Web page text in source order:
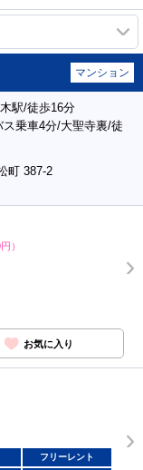
マンション
駅/徒歩16分
ス乗車4分/大聖寺裏/徒
町 387-2
）
お気に入り
フリーレント